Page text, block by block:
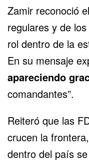
Zamir reconoció
regulares y de
rol dentro de la
En su mensaje
apareciendo
comandantes”.
Reiteró que las
crucen la
dentro del país